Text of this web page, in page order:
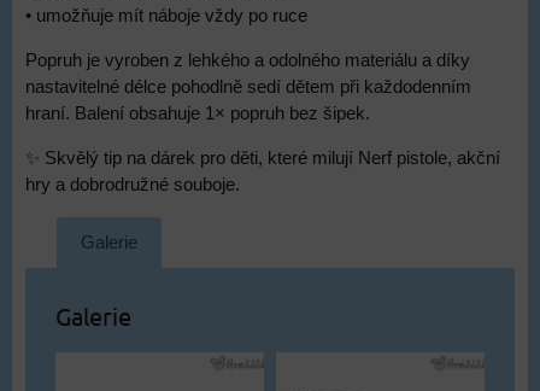
• umožňuje mít náboje vždy po ruce
Popruh je vyroben z lehkého a odolného materiálu a díky
nastavitelné délce pohodlně sedí dětem při každodenním
hraní. Balení obsahuje 1× popruh bez šipek.
✨ Skvělý tip na dárek pro děti, které milují Nerf pistole, akční
hry a dobrodružné souboje.
Galerie
Galerie